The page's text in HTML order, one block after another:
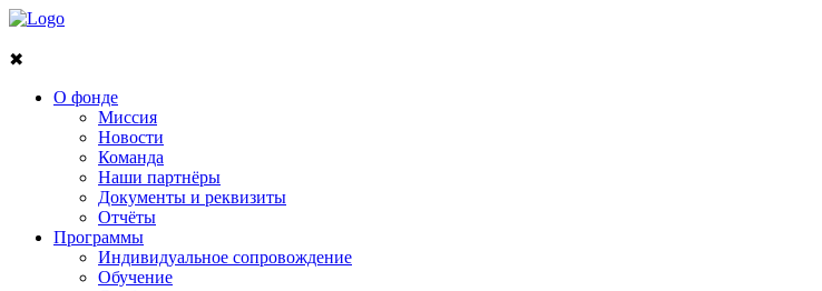
✖
О фонде
Миссия
Новости
Команда
Наши партнёры
Документы и реквизиты
Отчёты
Программы
Индивидуальное сопровождение
Обучение